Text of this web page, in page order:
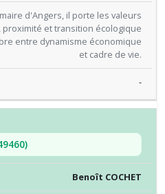
d'Angers, il porte les valeurs
proximité et transition écologique
entre dynamisme économique
et cadre de vie.
-
Benoît COCHET